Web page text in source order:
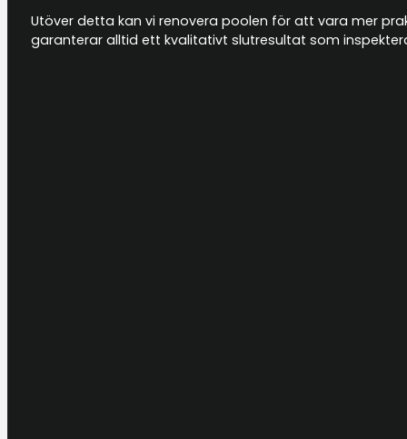
Utöver detta kan vi renovera poolen för att vara mer
garanterar alltid ett kvalitativt slutresultat som